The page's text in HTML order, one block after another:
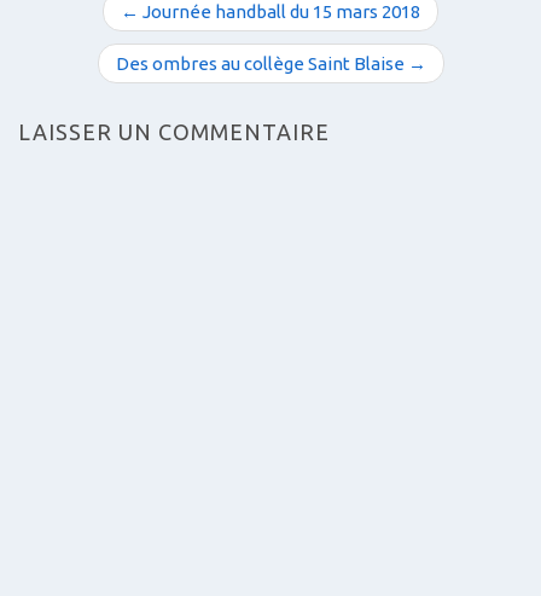
g
← Journée handball du 15 mars 2018
Des ombres au collège Saint Blaise →
LAISSER UN COMMENTAIRE